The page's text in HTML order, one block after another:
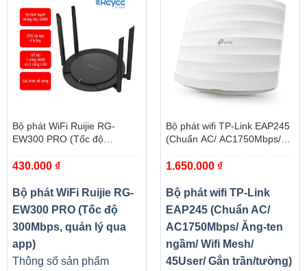
Bộ phát WiFi Ruijie RG-
EW300 PRO (Tốc độ
430.000 ₫
Bộ phát WiFi Ruijie RG-
EW300 PRO (Tốc độ
300Mbps, quản lý qua
app)
Thông số sản phẩm
Bộ phát wifi TP-Link EAP245
(Chuẩn AC/ AC1750Mbps/
45User/ Gắn trần/tường)
1.650.000 ₫
Bộ phát wifi TP-Link
EAP245 (Chuẩn AC/
AC1750Mbps/ Ăng-ten
ngầm/ Wifi Mesh/
45User/ Gắn trần/tường)